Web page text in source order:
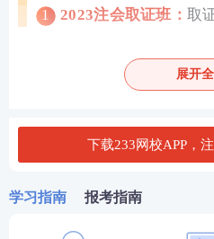
1 2023注会取证班： 取
2023注会高效班：6大
超低价格，学霸之选>>立
★推荐：0元领注会好课|
“好课”—10大立体班
播，
也能轻松
展开
下载233网校APP，
学习指南 报考指南